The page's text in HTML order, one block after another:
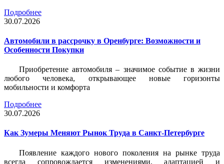
Подробнее
30.07.2026
Автомобили в рассрочку в Оренбурге: Возможности и
Особенности Покупки
Приобретение автомобиля – значимое событие в жизни
любого человека, открывающее новые горизонты
мобильности и комфорта
Подробнее
30.07.2026
Как Зумеры Меняют Рынок Труда в Санкт-Петербурге
Появление каждого нового поколения на рынке труда
всегда сопровождается изменениями, адаптацией и